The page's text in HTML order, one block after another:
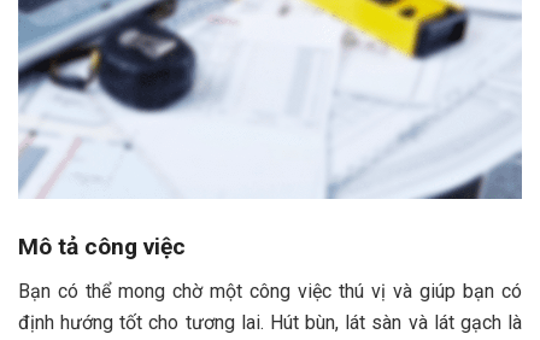
Mô tả công việc
Bạn có thể mong chờ một công việc thú vị và giúp bạn có
định hướng tốt cho tương lai. Hút bùn, lát sàn và lát gạch là